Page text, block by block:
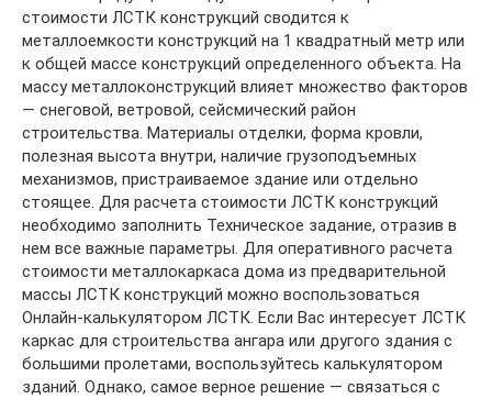
стоимости ЛСТК конструкций сводится к
металлоемкости конструкций на 1 квадратный метр или
к общей массе конструкций определенного объекта. На
массу металлоконструкций влияет множество факторов
— снеговой, ветровой, сейсмический район
строительства. Материалы отделки, форма кровли,
полезная высота внутри, наличие грузоподъемных
механизмов, пристраиваемое здание или отдельно
стоящее. Для расчета стоимости ЛСТК конструкций
необходимо заполнить Техническое задание, отразив в
нем все важные параметры. Для оперативного расчета
стоимости металлокаркаса дома из предварительной
массы ЛСТК конструкций можно воспользоваться
Онлайн-калькулятором ЛСТК. Если Вас интересует ЛСТК
каркас для строительства ангара или другого здания с
большими пролетами, воспользуйтесь калькулятором
зданий. Однако, самое верное решение — связаться с